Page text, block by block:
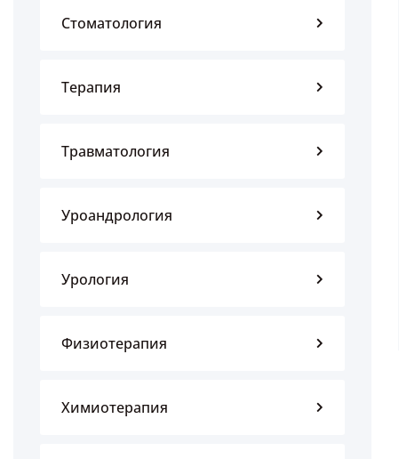
Стоматология
Терапия
Травматология
Уроандрология
Урология
Физиотерапия
Химиотерапия